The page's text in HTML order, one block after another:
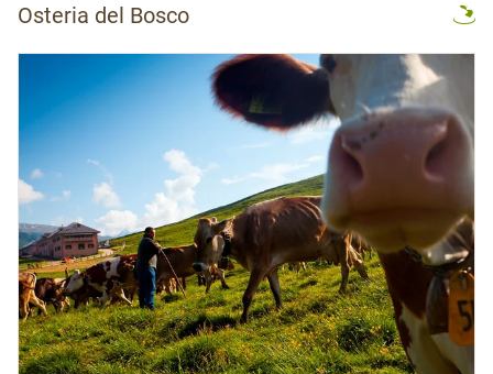
Osteria del Bosco